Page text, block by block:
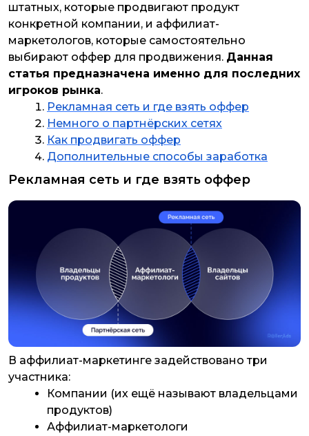
штатных, которые продвигают продукт
конкретной компании, и аффилиат-
маркетологов, которые самостоятельно
выбирают оффер для продвижения. Данная
статья предназначена именно для последних
игроков рынка.
Рекламная сеть и где взять оффер
Немного о партнёрских сетях
Как продвигать оффер
Дополнительные способы заработка
Рекламная сеть и где взять оффер
В аффилиат-маркетинге задействовано три
участника:
Компании (их ещё называют владельцами
продуктов)
Аффилиат-маркетологи